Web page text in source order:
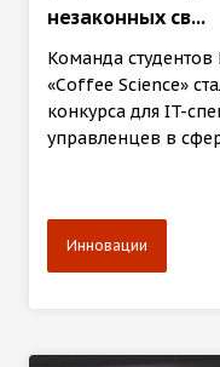
незаконных св...
Команда студентов
«Coffee Science»
конкурса для IT-
управленцев в
Инновации